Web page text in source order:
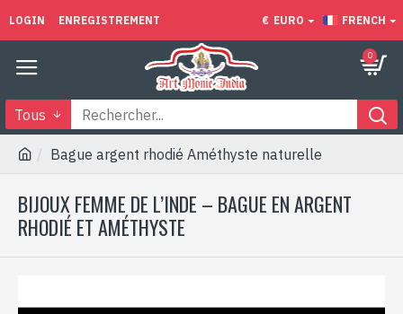
LOGIN ENREGISTREMENT € EURO FRENCH
0
Tous
Bague argent rhodié Améthyste naturelle
BIJOUX FEMME DE L’INDE – BAGUE EN ARGENT
RHODIÉ ET AMÉTHYSTE